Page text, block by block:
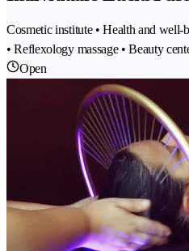
Cosmetic institute • Health and well-
• Reflexology massage • Beauty
Open